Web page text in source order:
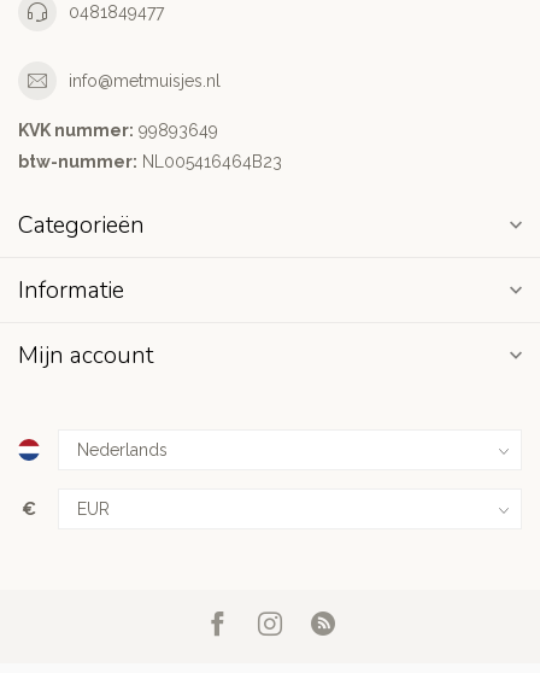
0481849477
info@metmuisjes.nl
KVK nummer: 99893649
btw-nummer: NL005416464B23
Categorieën
Informatie
Mijn account
€